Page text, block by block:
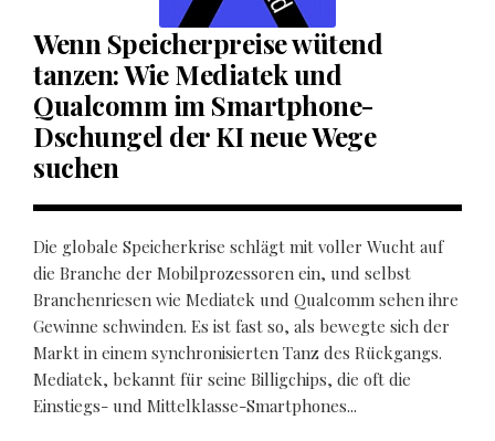
Wenn Speicherpreise wütend
tanzen: Wie Mediatek und
Qualcomm im Smartphone-
Dschungel der KI neue Wege
suchen
Die globale Speicherkrise schlägt mit voller Wucht auf
die Branche der Mobilprozessoren ein, und selbst
Branchenriesen wie Mediatek und Qualcomm sehen ihre
Gewinne schwinden. Es ist fast so, als bewegte sich der
Markt in einem synchronisierten Tanz des Rückgangs.
Mediatek, bekannt für seine Billigchips, die oft die
Einstiegs- und Mittelklasse-Smartphones...